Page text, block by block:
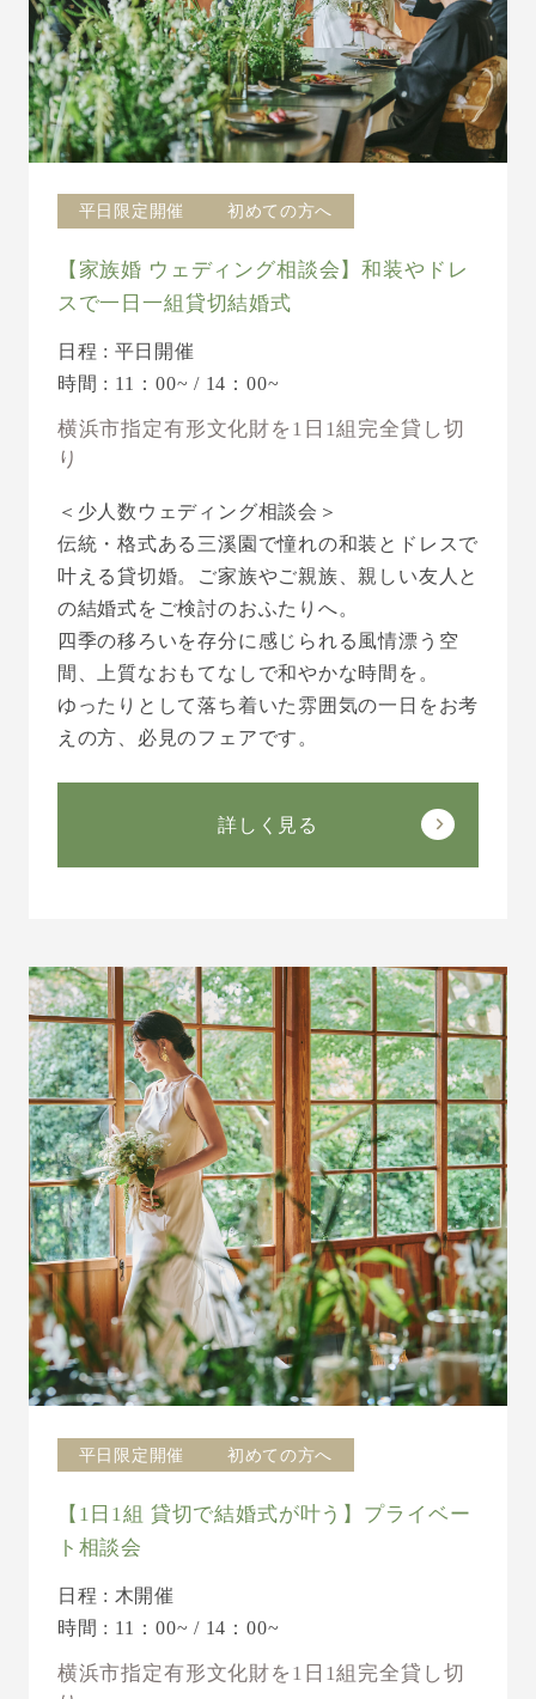
平日限定開催 初めての方へ
【家族婚 ウェディング相談会】和装やドレ
スで一日一組貸切結婚式
日程 : 平日開催
時間 : 11：00~ / 14：00~
横浜市指定有形文化財を1日1組完全貸し切
り
＜少人数ウェディング相談会＞
伝統・格式ある三溪園で憧れの和装とドレスで
叶える貸切婚。ご家族やご親族、親しい友人と
の結婚式をご検討のおふたりへ。
四季の移ろいを存分に感じられる風情漂う空
間、上質なおもてなしで和やかな時間を。
ゆったりとして落ち着いた雰囲気の一日をお考
えの方、必見のフェアです。
詳しく見る
平日限定開催 初めての方へ
【1日1組 貸切で結婚式が叶う】プライベー
ト相談会
日程 : 木開催
時間 : 11：00~ / 14：00~
横浜市指定有形文化財を1日1組完全貸し切